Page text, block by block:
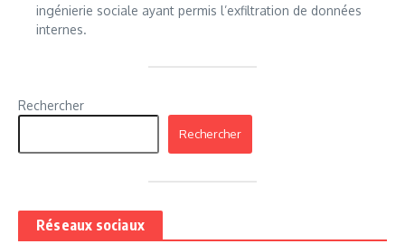
ingénierie sociale ayant permis l’exfiltration de données
internes.
Rechercher
Rechercher
Réseaux sociaux